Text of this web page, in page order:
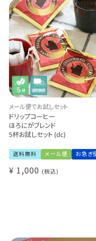
メール便でお試しセット
ドリップコーヒー
ほろにがブレンド
5杯お試しセット (dc)
送料無料 メール便 お急ぎ
¥ 1,000 税込